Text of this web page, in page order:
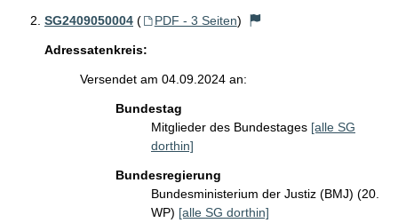
SG2409050004 ( PDF - 3 Seiten)
Adressatenkreis:
Versendet am 04.09.2024 an:
Bundestag
Mitglieder des Bundestages [alle SG
dorthin]
Bundesregierung
Bundesministerium der Justiz (BMJ) (20.
WP) [alle SG dorthin]